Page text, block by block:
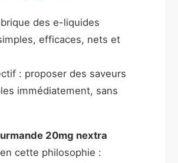
des e-liquides
efficaces, nets et
: proposer des saveurs
immédiatement, sans
20mg nextra
cette philosophie :